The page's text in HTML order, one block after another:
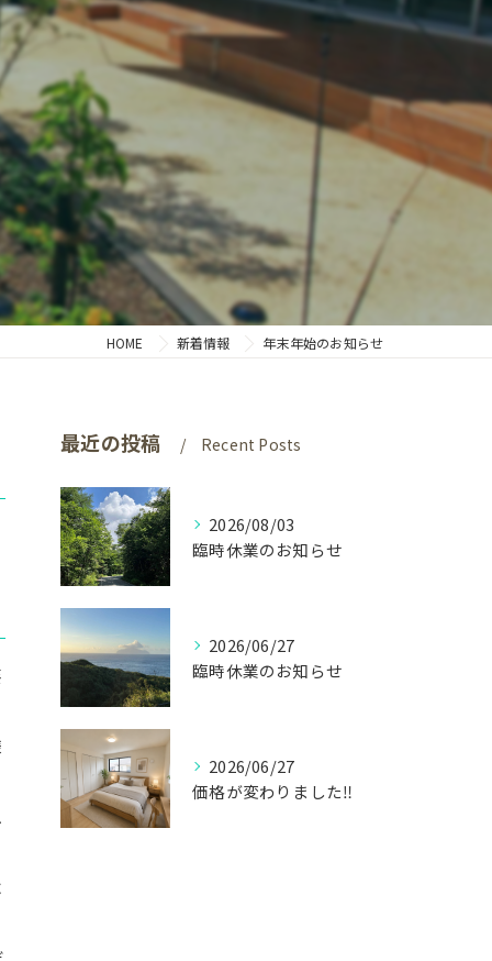
HOME 新着情報 年末年始のお知らせ
最近の投稿 Recent Posts
2026/08/03
臨時休業のお知らせ
2026/06/27
臨時休業のお知らせ
2026/06/27
価格が変わりました‼